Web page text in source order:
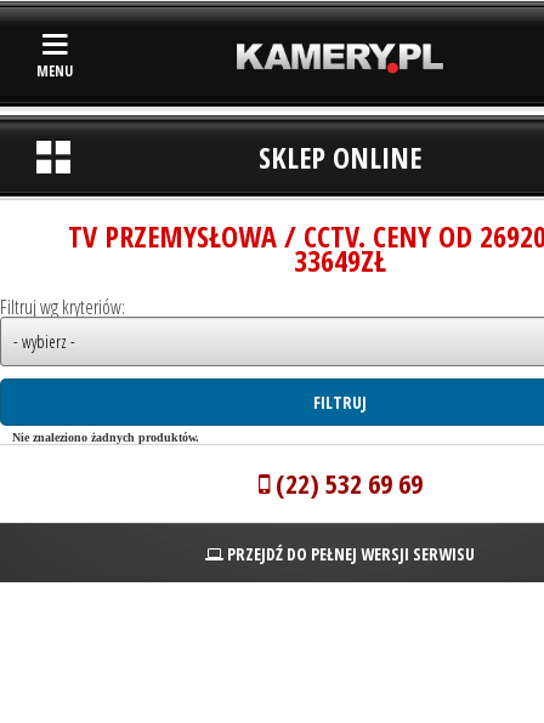
MENU
SKLEP ONLINE
TV PRZEMYSŁOWA / CCTV. CENY OD
33649ZŁ
Filtruj wg kryteriów:
Nie znaleziono żadnych produktów.
(22) 532 69 69
PRZEJDŹ DO PEŁNEJ WERSJI SERWISU